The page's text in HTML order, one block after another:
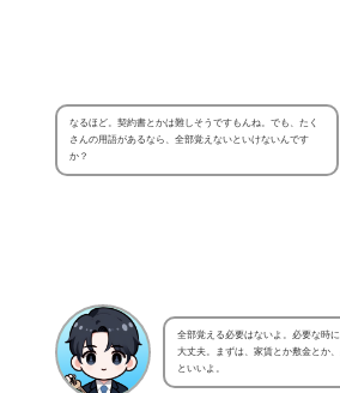
なるほど。契約書とかは難しそうですもんね。でも、たく
さんの用語があるなら、全部覚えないといけないんです
か？
全部覚える必要はないよ。必要な時
大丈夫。まずは、家賃とか敷金とか
といいよ。